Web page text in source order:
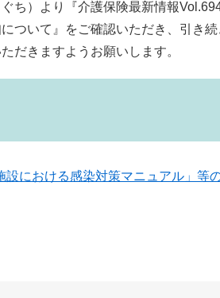
ち）より『介護保険最新情報
ついて』をご確認いただき、引き
だきますようお願いします。
における感染対策マニュアル」等